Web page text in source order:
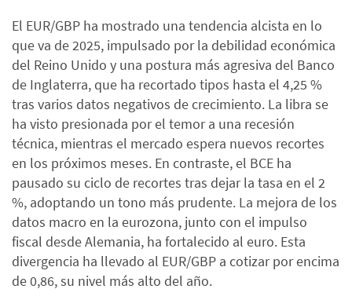
El EUR/GBP ha mostrado una tendencia alcista en lo
que va de 2025, impulsado por la debilidad económica
del Reino Unido y una postura más agresiva del Banco
de Inglaterra, que ha recortado tipos hasta el 4,25 %
tras varios datos negativos de crecimiento. La libra se
ha visto presionada por el temor a una recesión
técnica, mientras el mercado espera nuevos recortes
en los próximos meses. En contraste, el BCE ha
pausado su ciclo de recortes tras dejar la tasa en el 2
%, adoptando un tono más prudente. La mejora de los
datos macro en la eurozona, junto con el impulso
fiscal desde Alemania, ha fortalecido al euro. Esta
divergencia ha llevado al EUR/GBP a cotizar por encima
de 0,86, su nivel más alto del año.